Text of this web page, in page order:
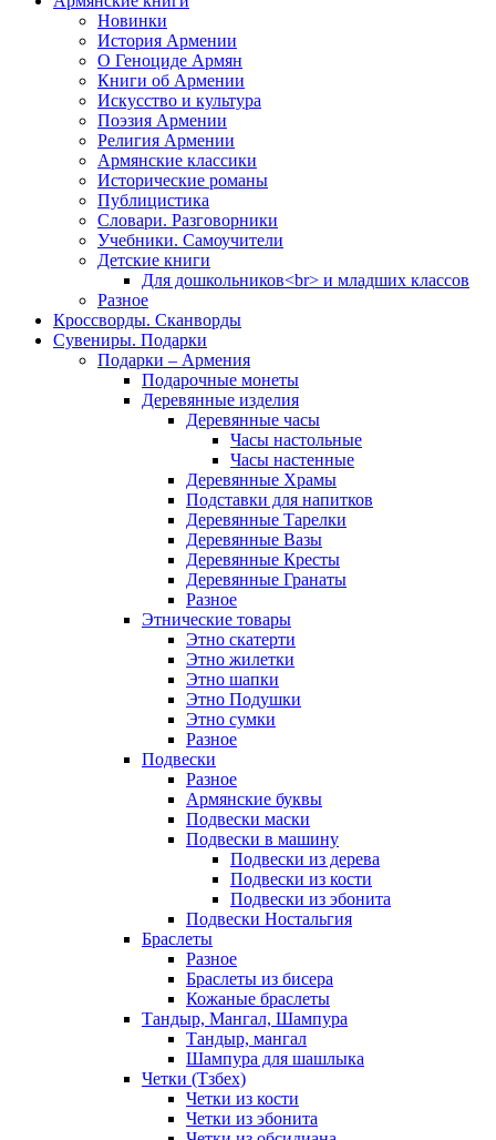
Новинки
История Армении
О Геноциде Армян
Книги об Армении
Иcкусство и культура
Поэзия Армении
Религия Армении
Армянские классики
Исторические романы
Публицистика
Словари. Разговорники
Учебники. Самоучители
Детские книги
Для дошкольников<br> и младших классов
Разное
Кроссворды. Сканворды
Сувениры. Подарки
Подарки – Армения
Подарочные монеты
Деревянные изделия
Деревянные часы
Часы настольные
Часы настенные
Деревянные Храмы
Подставки для напитков
Деревянные Тарелки
Деревянные Вазы
Деревянные Кресты
Деревянные Гранаты
Разное
Этнические товары
Этно скатерти
Этно жилетки
Этно шапки
Этно Подушки
Этно сумки
Разное
Подвески
Разное
Армянские буквы
Подвески маски
Подвески в машину
Подвески из дерева
Подвески из кости
Подвески из эбонита
Подвески Ностальгия
Браслеты
Разное
Браслеты из бисера
Кожаные браслеты
Тандыр, Мангал, Шампура
Тандыр, мангал
Шампура для шашлыка
Четки (Тзбех)
Четки из кости
Четки из эбонита